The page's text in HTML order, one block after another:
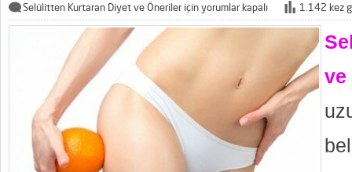
Selülitten Kurtaran Diyet ve Öneriler içinyorumlar kapalı 1.142 kez